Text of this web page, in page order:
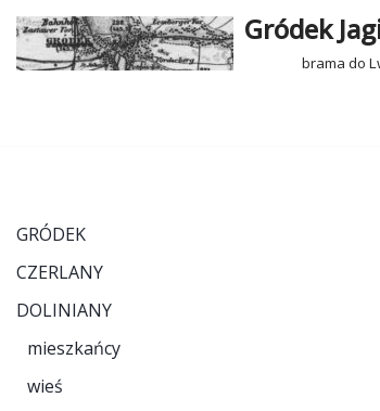
Przejdź
Gródek
brama do
GRÓDEK
CZERLANY
DOLINIANY
mieszkańcy
wieś